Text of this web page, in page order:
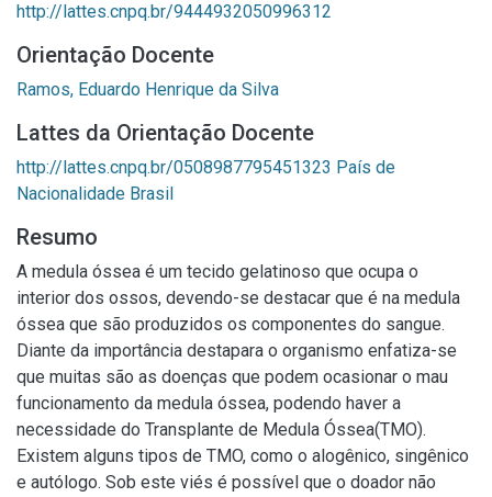
http://lattes.cnpq.br/9444932050996312
Orientação Docente
Ramos, Eduardo Henrique da Silva
Lattes da Orientação Docente
http://lattes.cnpq.br/0508987795451323 País de
Nacionalidade Brasil
Resumo
A medula óssea é um tecido gelatinoso que ocupa o
interior dos ossos, devendo-se destacar que é na medula
óssea que são produzidos os componentes do sangue.
Diante da importância destapara o organismo enfatiza-se
que muitas são as doenças que podem ocasionar o mau
funcionamento da medula óssea, podendo haver a
necessidade do Transplante de Medula Óssea(TMO).
Existem alguns tipos de TMO, como o alogênico, singênico
e autólogo. Sob este viés é possível que o doador não